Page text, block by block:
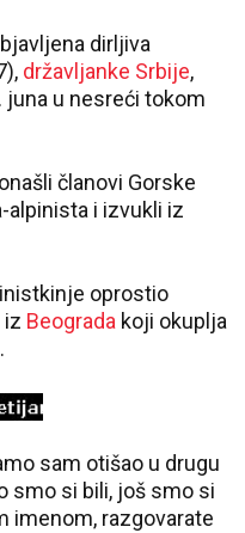
dirljiva
državljanke Srbije,
juna u nesreći tokom
članovi Gorske
alpinista i izvukli iz
oprostio
iz Beograda koji okuplja
sam otišao u drugu
smo si bili, još smo si
imenom, razgovarate